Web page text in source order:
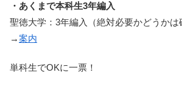
・あくまで本科生3年編入
聖徳大学：3年編入（絶対必要かどうかは
→案内
単科生でOKに一票！